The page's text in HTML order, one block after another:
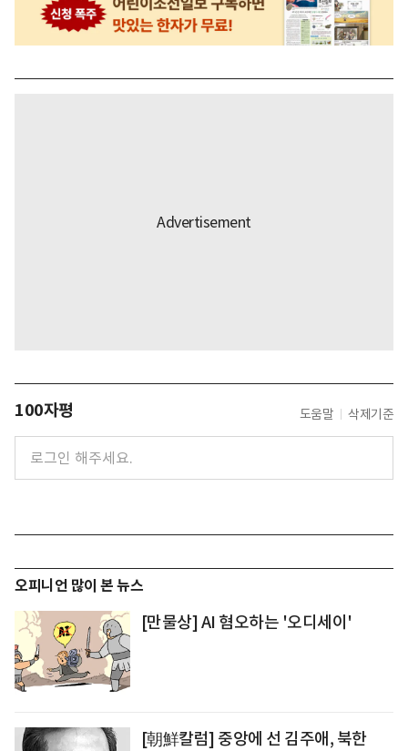
100자평 도움말 삭제기준
오피니언 많이 본 뉴스
[만물상] AI 혐오하는 '오디세이'
[朝鮮칼럼] 중앙에 선 김주애, 북한